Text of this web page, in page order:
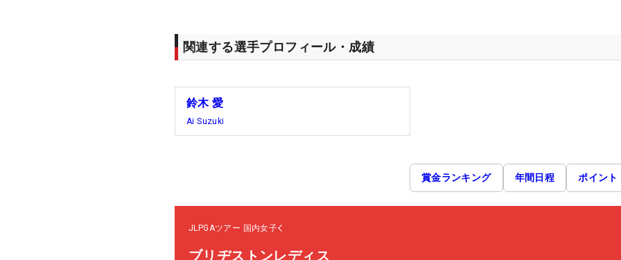
関連する選手プロフィール・成績
鈴木 愛
Ai Suzuki
賞金ランキング 年間日程 ポイント
JLPGAツアー 国内女子
ブリヂストンレディス